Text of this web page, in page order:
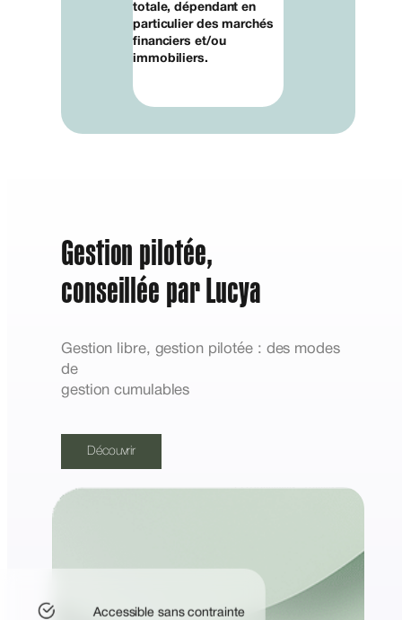
totale, dépendant en
particulier des marchés
financiers et/ou
immobiliers.
Gestion pilotée,
conseillée par Lucya
Gestion libre, gestion pilotée : des modes
de
gestion cumulables
Découvrir
Accessible sans contrainte